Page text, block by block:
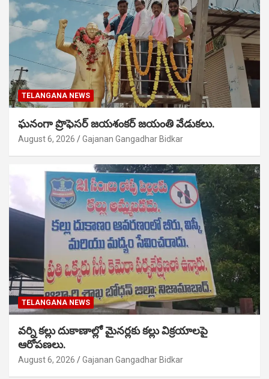
TELANGANA NEWS
ఘనంగా ప్రొఫెసర్ జయశంకర్ జయంతి వేడుకలు.
August 6, 2026 Gajanan Gangadhar Bidkar
TELANGANA NEWS
వర్ని కల్లు దుకాణాల్లో మైనర్లకు కల్లు విక్రయాలపై
ఆరోపణలు.
August 6, 2026 Gajanan Gangadhar Bidkar